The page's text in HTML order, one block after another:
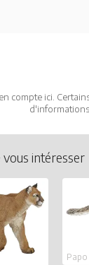
compte ici.
intéresser